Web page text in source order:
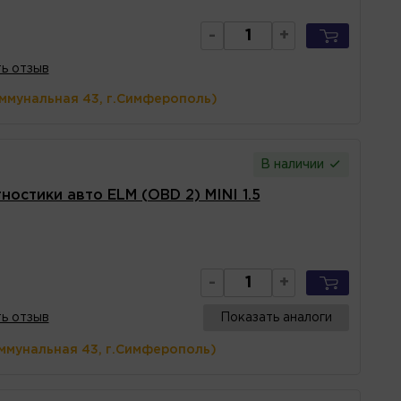
- +
отзыв
43, г.Симферополь)
В наличии
авто ELM (OBD 2) MINI 1.5
- +
отзыв Показать аналоги
43, г.Симферополь)